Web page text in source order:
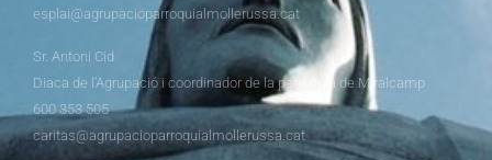
esplai@agrupacioparroquialmollerussa.cat
Sr. Antoni Cid
Diaca de l’Agrupació i coordinador de la parròquia de Miralcamp
600 353 505
caritas@agrupacioparroquialmollerussa.cat